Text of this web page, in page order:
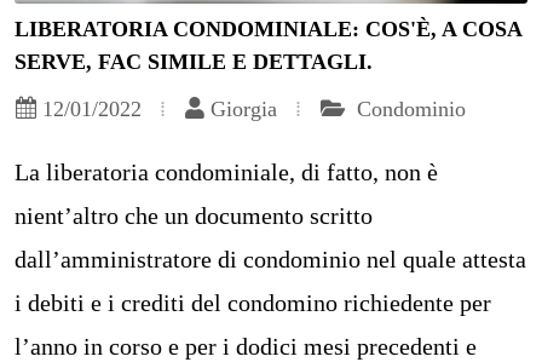
LIBERATORIA CONDOMINIALE: COS'È, A COSA
SERVE, FAC SIMILE E DETTAGLI.
12/01/2022
Giorgia Condominio
La liberatoria condominiale, di fatto, non è
nient’altro che un documento scritto
dall’amministratore di condominio nel quale attesta
i debiti e i crediti del condomino richiedente per
l’anno in corso e per i dodici mesi precedenti e